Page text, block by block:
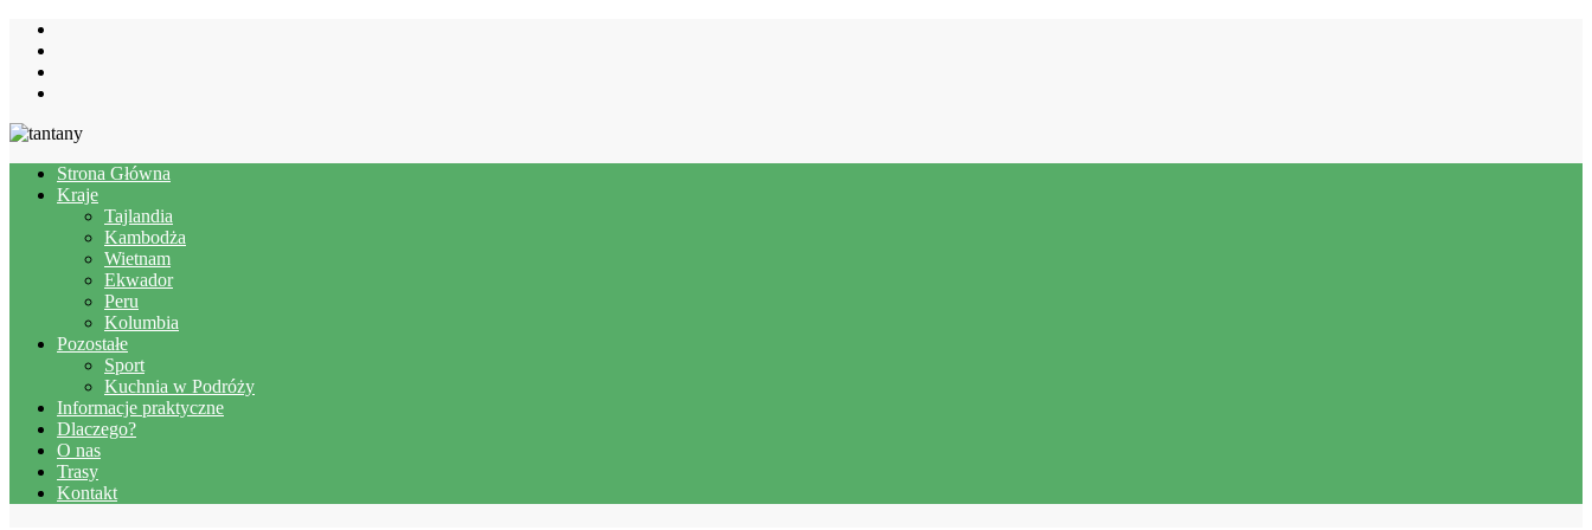
Strona Główna
Kraje
Tajlandia
Kambodża
Wietnam
Ekwador
Peru
Kolumbia
Pozostałe
Sport
Kuchnia w Podróży
Informacje praktyczne
Dlaczego?
O nas
Trasy
Kontakt